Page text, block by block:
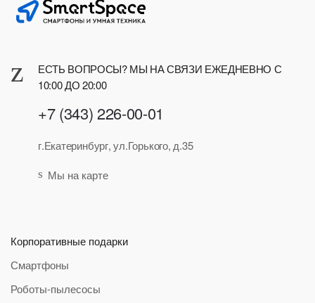
ЕСТЬ ВОПРОСЫ? МЫ НА СВЯЗИ ЕЖЕДНЕВНО С
10:00 ДО 20:00
+7 (343) 226-00-01
г.Екатеринбург, ул.Горького, д.35
Мы на карте
Корпоративные подарки
Смартфоны
Роботы-пылесосы